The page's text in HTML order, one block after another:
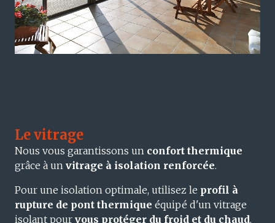
Le vitrage
Nous vous garantissons un confort thermique
grâce à un vitrage à isolation renforcée.
Pour une isolation optimale, utilisez le profil à
rupture de pont thermique équipé d'un vitrage
isolant pour vous protéger du froid et du chaud.